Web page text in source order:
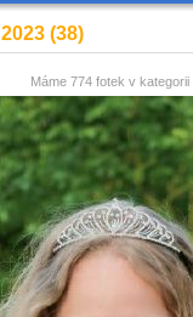
(38)
Máme 774 fotek v kategorii